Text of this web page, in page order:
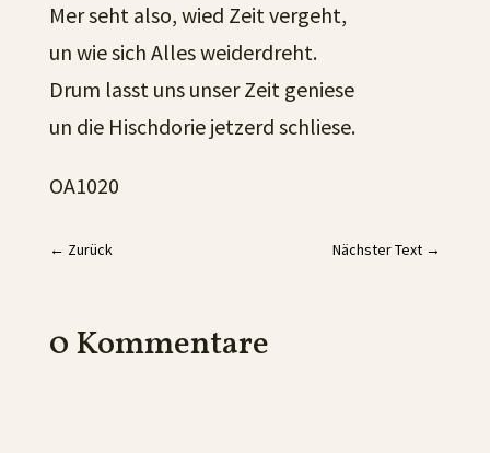
Mer seht also, wied Zeit vergeht,
un wie sich Alles weiderdreht.
Drum lasst uns unser Zeit geniese
un die Hischdorie jetzerd schliese.
OA1020
← Zurück Nächster Text →
0 Kommentare